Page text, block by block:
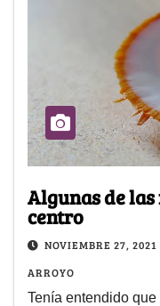
Algunas de
centro
NOVIEMBRE 27, 2021
ARROYO
Tenía entendido